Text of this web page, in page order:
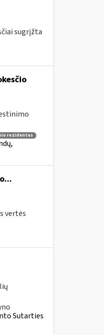
sugrįžta
rezidentas
vertės
Sutarties